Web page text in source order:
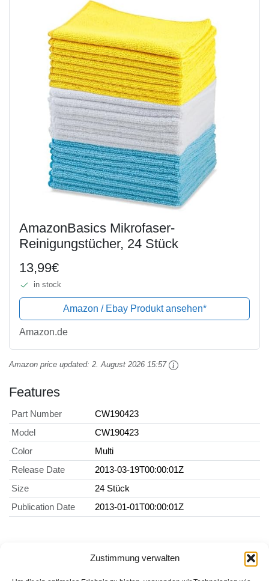
Zustimmung verwalten
AmazonBasics Mikrofaser-
Reinigungstücher, 24 Stück
13,99€
in stock
Amazon / Ebay Produkt ansehen*
Amazon.de
Amazon price updated: 2. August 2026 15:57
Features
Part Number
CW190423
Model
CW190423
Color
Multi
Release Date
2013-03-19T00:00:01Z
Size
24 Stück
Publication Date
2013-01-01T00:00:01Z